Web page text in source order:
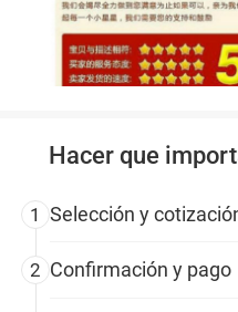
Hacer que
1 Selección y
2 Confirmación y pago